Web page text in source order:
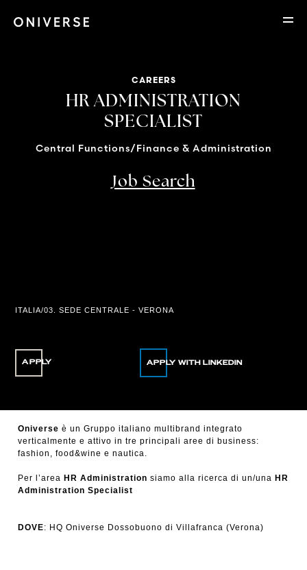
CAREERS
HR ADMINISTRATION
SPECIALIST
Central Functions/Finance & Administration
Job Search
ITALIA/03. SEDE CENTRALE - VERONA
APPLY
Oniverseè un Gruppo italiano multibrand integrato
verticalmente e attivo in tre principali aree di business:
fashion, food&wine e nautica.
Per l’areaHR Administrationsiamo alla ricerca di un/unaHR
Administration Specialist
DOVE: HQ Oniverse Dossobuono di Villafranca (Verona)